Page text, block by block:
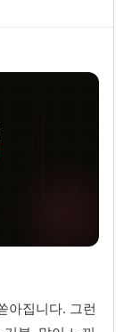
아집니다. 그런